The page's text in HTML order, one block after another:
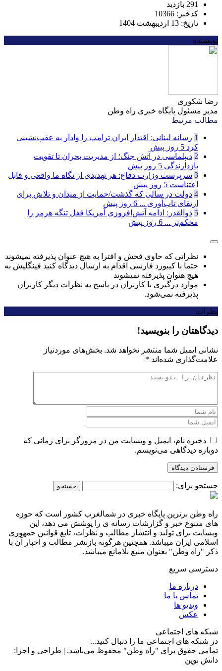
291 بازدید
کدخبر: 10366
تاریخ: 13 اردیبهشت 1404
نویسنده
رضا شکوری
مدیر مسئول پایگاه خبری راه وطن
مطالب مرتبط
1 رسانه لبنانی: اقتدار ایران ترامپ را وادار به عقب‌نشینی
کرد 5 روز پیش
2 دیپلماسی در آتش جنگ؛ از مدیریت بحران تا تقویت
بازدارندگی 5 روز پیش
3 سرپرست وزارت دفاع: هر تهدیدی از نگاه ما واقعی و قابل
اعتناست 5 روز پیش
4 دولت در سالی که گذشت/حمایت از میدان و تلاش برای
ارتقای تاب‌آوری ... 6 روز پیش
5 ذوالقدر: ادامه آتش‌افروزی آمریکا قفل تنگه هرمز را
محکم‌تر ... 6 روز پیش
نظراتی که حاوی فحش و افترا به هیچ عنوان پذیرفته نمیشوند
حتما با کیبورد فارسی اقدام به ارسال دیدگاه کنید فینگلیش به
هیچ هنوان پذیرفته نمیشوند
موارد درگیری با کاربران در پاسخ به نظرات دیگر کاربران
پذیرفته نمی‌شود.
نظرات
دیدگاهتان را بنویسید!
نشانی ایمیل شما منتشر نخواهد شد. بخش‌های موردنیاز
علامت‌گذاری شده‌اند *
ذخیره نام، ایمیل و وبسایت من در مرورگر برای زمانی که
دوباره دیدگاهی می‌نویسم.
جستجو برای:
راه وطن برترین پایگاه خبری در شمالغرب کشور است که حوزه
های متنوع خبر و گزارشات رسانه ی را پوشش می دهد، این
وبسایت برای تولید و انتشار مطالب و نظرات، تابع قوانین جمهوری
اسلامی ایران میباشد. همچنین هرگونه بازنشر مطالب و اخبار آن با
ذکر "راه وطن" بعنوان منبع بلامانع میباشد.
دسترسی سریع
درباره ما
تماس با ما
ویدیو ها
عکس
شبکه های اجتماعی
در شبکه های اجتماعی ما را دنبال کنید...
تمامی حقوق برای "راه وطن" محفوظ می‌باشد. | طراحی و اجرا:
دانش نوین